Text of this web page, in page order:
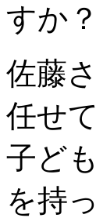
すか
佐藤
任せ
子ど
を持